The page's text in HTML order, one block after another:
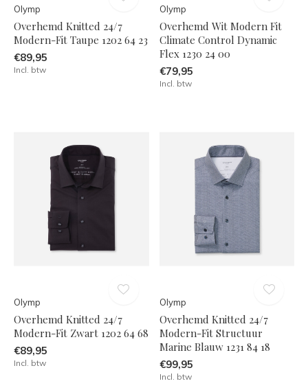
Olymp
Overhemd Knitted 24/7
Modern-Fit Taupe 1202 64 23
€89,95
Incl. btw
Olymp
Overhemd Wit Modern Fit
Climate Control Dynamic
Flex 1230 24 00
€79,95
Incl. btw
Olymp
Overhemd Knitted 24/7
Modern-Fit Zwart 1202 64 68
€89,95
Incl. btw
Olymp
Overhemd Knitted 24/7
Modern-Fit Structuur
Marine Blauw 1231 84 18
€99,95
Incl. btw